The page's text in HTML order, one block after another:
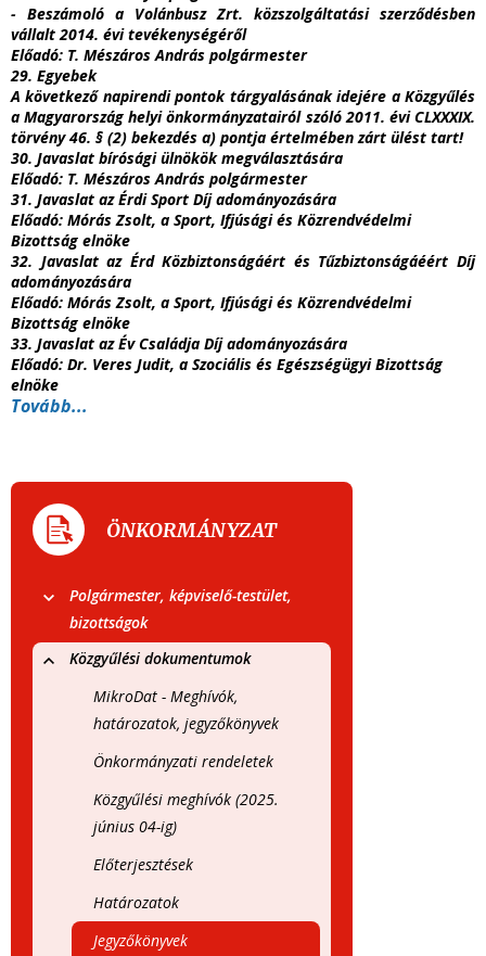
- Beszámoló a Volánbusz Zrt. közszolgáltatási szerződésben
vállalt 2014. évi tevékenységéről
Előadó: T. Mészáros András polgármester
29. Egyebek
A következő napirendi pontok tárgyalásának idejére a Közgyűlés
a Magyarország helyi önkormányzatairól szóló 2011. évi CLXXXIX.
törvény 46. § (2) bekezdés a) pontja értelmében zárt ülést tart!
30. Javaslat bírósági ülnökök megválasztására
Előadó: T. Mészáros András polgármester
31. Javaslat az Érdi Sport Díj adományozására
Előadó: Mórás Zsolt, a Sport, Ifjúsági és Közrendvédelmi
Bizottság elnöke
32. Javaslat az Érd Közbiztonságáért és Tűzbiztonságáéért Díj
adományozására
Előadó: Mórás Zsolt, a Sport, Ifjúsági és Közrendvédelmi
Bizottság elnöke
33. Javaslat az Év Családja Díj adományozására
Előadó: Dr. Veres Judit, a Szociális és Egészségügyi Bizottság
elnöke
Tovább...
ÖNKORMÁNYZAT
Polgármester, képviselő-testület,
bizottságok
Közgyűlési dokumentumok
MikroDat - Meghívók,
határozatok, jegyzőkönyvek
Önkormányzati rendeletek
Közgyűlési meghívók (2025.
június 04-ig)
Előterjesztések
Határozatok
Jegyzőkönyvek